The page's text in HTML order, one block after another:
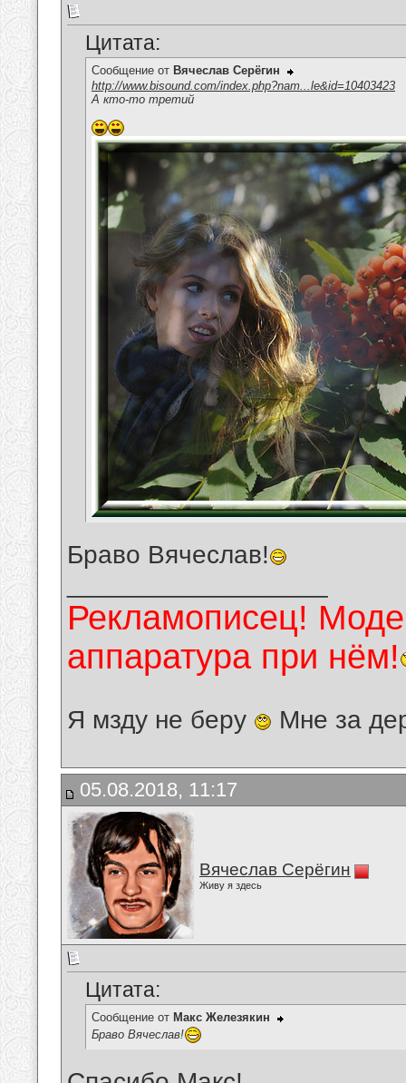
Цитата:
Сообщение от Вячеслав Серёгин
http://www.bisound.com/index.php?nam...le&id=10403423
А кто-то третий
Браво Вячеслав!
Рекламописец!
аппаратура при нём!
Я мзду не беру Мне за
05.08.2018, 11:17
Вячеслав Серёгин
Живу я здесь
Цитата:
Сообщение от Макс Железякин
Браво Вячеслав!